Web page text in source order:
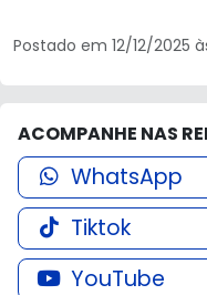
Postado em 12/12/2025
ACOMPANHE NAS
WhatsApp
Tiktok
YouTube